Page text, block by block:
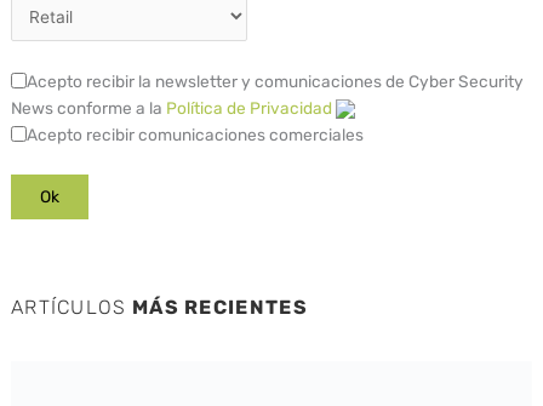
Acepto recibir la newsletter y comunicaciones de Cyber Security
News conforme a la Política de Privacidad
Acepto recibir comunicaciones comerciales
ARTÍCULOS MÁS RECIENTES